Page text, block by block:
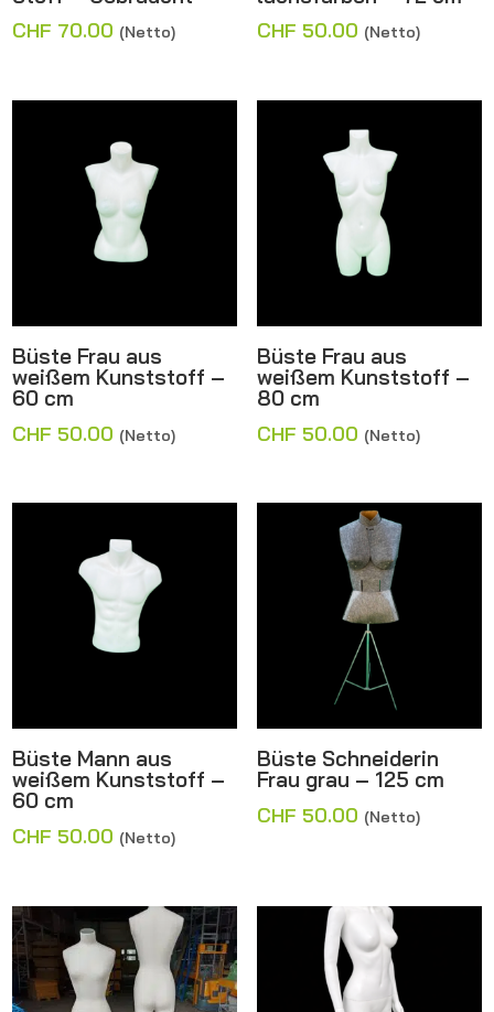
CHF 70.00 (Netto) CHF 50.00 (Netto)
Büste Frau aus
weißem Kunststoff –
60 cm
CHF 50.00 (Netto)
Büste Frau aus
weißem Kunststoff –
80 cm
CHF 50.00 (Netto)
Büste Mann aus
weißem Kunststoff –
60 cm
CHF 50.00 (Netto)
Büste Schneiderin
Frau grau – 125 cm
CHF 50.00 (Netto)